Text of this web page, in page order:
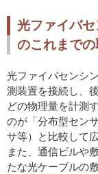
光ファイバ
のこれまで
光ファイバセンシ
測装置を接続し、
どの物理量を計測
のが「分布型セン
サ等）と比較して
また、通信ビルや
たな光ケーブルの